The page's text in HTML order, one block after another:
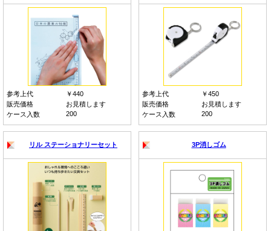
参考上代
￥440
販売価格
お見積します
ケース入数
200
参考上代
￥450
販売価格
お見積します
ケース入数
200
リル ステーショナリーセット 3P消しゴム